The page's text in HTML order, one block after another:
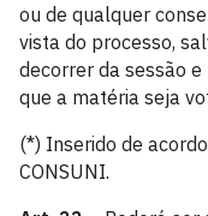
ou de qualquer
vista do processo,
decorrer da sessão
que a matéria seja
(*) Inserido de
CONSUNI.